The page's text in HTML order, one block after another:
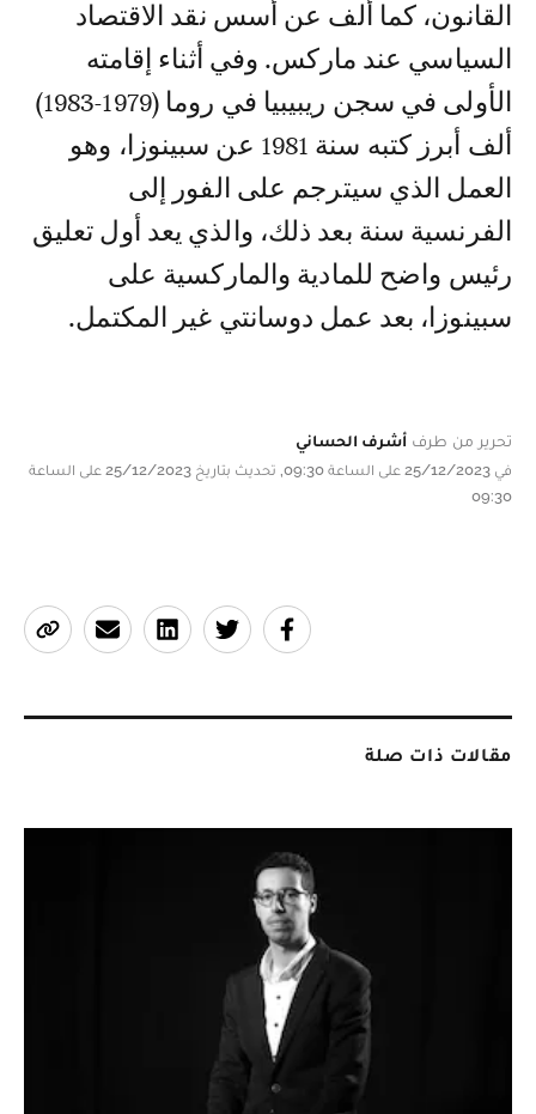
القانون، كما ألف عن أسس نقد الاقتصاد
السياسي عند ماركس. وفي أثناء إقامته
الأولى في سجن ريبيبيا في روما (1979-1983)
ألف أبرز كتبه سنة 1981 عن سبينوزا، وهو
العمل الذي سيترجم على الفور إلى
الفرنسية سنة بعد ذلك، والذي يعد أول تعليق
رئيس واضح للمادية والماركسية على
سبينوزا، بعد عمل دوسانتي غير المكتمل.
تحرير من طرف أشرف الحساني
في 25/12/2023 على الساعة 09:30, تحديث بتاريخ 25/12/2023 على الساعة
09:30
مقالات ذات صلة